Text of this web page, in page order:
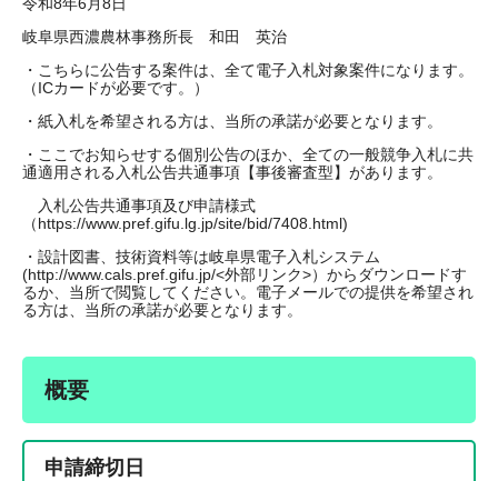
令和8年6月8日
岐阜県西濃農林事務所長 和田 英治
・こちらに公告する案件は、全て電子入札対象案件になります。
（ICカードが必要です。）
・紙入札を希望される方は、当所の承諾が必要となります。
・ここでお知らせする個別公告のほか、全ての一般競争入札に共
通適用される入札公告共通事項【事後審査型】があります。
入札公告共通事項及び申請様式
（https://www.pref.gifu.lg.jp/site/bid/7408.html)
・設計図書、技術資料等は岐阜県電子入札システム
(http://www.cals.pref.gifu.jp/<外部リンク>）からダウンロードす
るか、当所で閲覧してください。電子メールでの提供を希望され
る方は、当所の承諾が必要となります。
概要
申請締切日